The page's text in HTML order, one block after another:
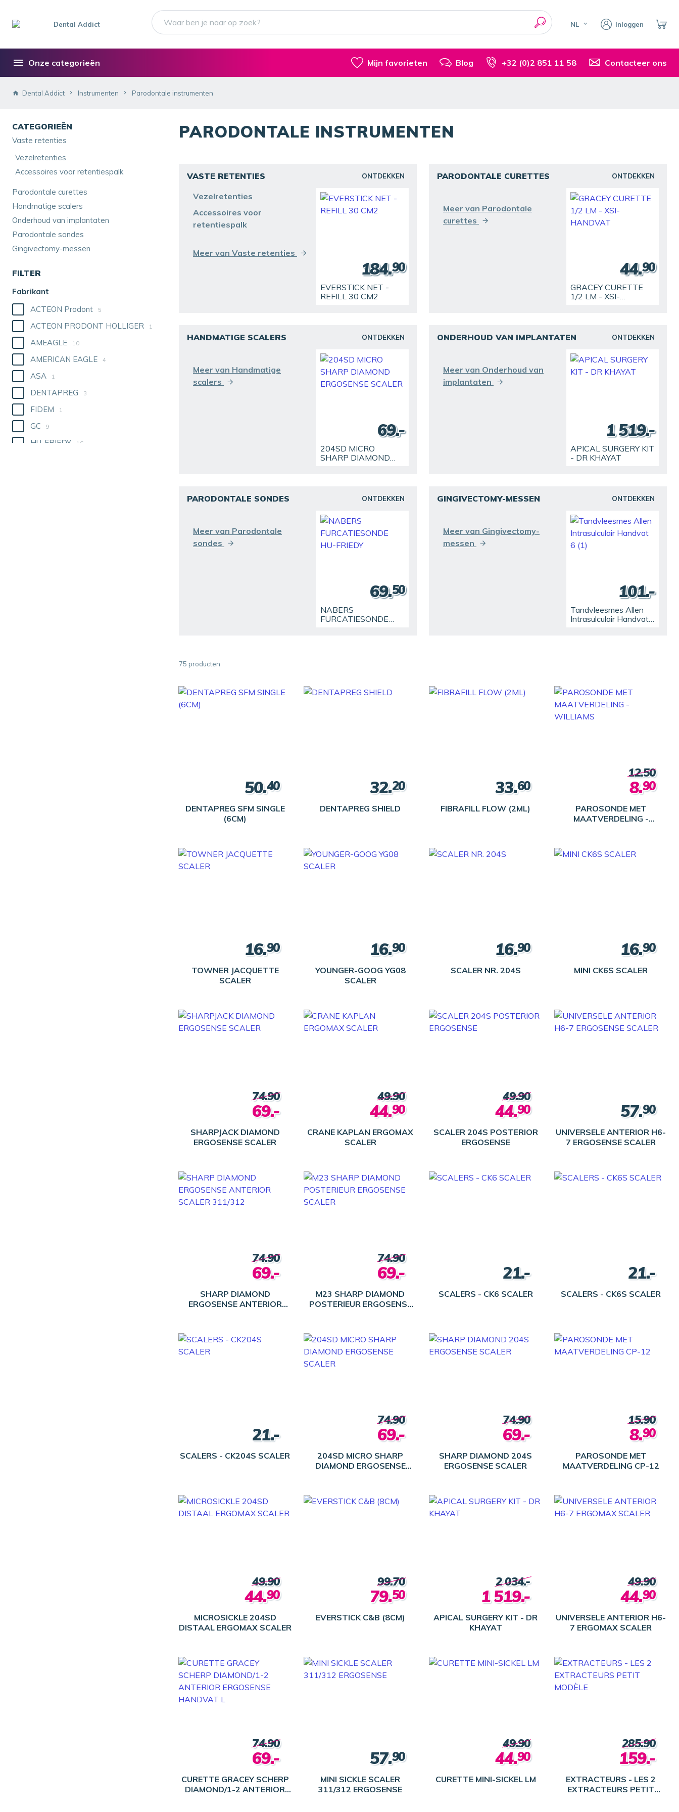
NL Inloggen
Onze categorieën Mijn favorieten Blog Contacteer ons
+32 (0)2 851 11 58
Dental Addict Instrumenten Parodontale instrumenten
CATEGORIEËN
Vaste retenties
Vezelretenties
Accessoires voor retentiespalk
Parodontale curettes
Handmatige scalers
Onderhoud van implantaten
Parodontale sondes
Gingivectomy-messen
FILTER
Fabrikant
ACTEON Prodont
5
ACTEON PRODONT HOLLIGER 1
AMEAGLE 10
AMERICAN EAGLE 4
ASA 1
DENTAPREG 3
FIDEM 1
GC 9
HU-FRIEDY 16
PARODONTALE INSTRUMENTEN
VASTE RETENTIES ONTDEKKEN
Vezelretenties
Accessoires voor
retentiespalk
Meer van Vaste retenties
EVERSTICK NET -
REFILL 30 CM2
184.90
PARODONTALE CURETTES ONTDEKKEN
Meer van Parodontale
curettes
GRACEY CURETTE
1/2 LM - XSI-
44.90
HANDMATIGE SCALERS ONTDEKKEN
Meer van Handmatige
scalers
204SD MICRO
SHARP DIAMOND
69.-
ONDERHOUD VAN IMPLANTATEN ONTDEKKEN
Meer van Onderhoud van
implantaten
APICAL SURGERY KIT
- DR KHAYAT
1 519.-
PARODONTALE SONDES ONTDEKKEN
Meer van Parodontale
sondes
NABERS
FURCATIESONDE
69.50
GINGIVECTOMY-MESSEN ONTDEKKEN
Meer van Gingivectomy-
messen
Tandvleesmes Allen
Intrasulculair Handvat
101.-
75 producten
DENTAPREG SFM SINGLE
(6CM)
50.40
DENTAPREG SHIELD
32.20
FIBRAFILL FLOW (2ML)
33.60
PAROSONDE MET
MAATVERDELING -
12.50
8.90
TOWNER JACQUETTE
SCALER
16.90
YOUNGER-GOOG YG08
SCALER
16.90
SCALER NR. 204S
16.90
MINI CK6S SCALER
16.90
SHARPJACK DIAMOND
ERGOSENSE SCALER
74.90
69.-
CRANE KAPLAN ERGOMAX
SCALER
49.90
44.90
SCALER 204S POSTERIOR
ERGOSENSE
49.90
44.90
UNIVERSELE ANTERIOR H6-
7 ERGOSENSE SCALER
57.90
SHARP DIAMOND
ERGOSENSE ANTERIOR
74.90
69.-
M23 SHARP DIAMOND
POSTERIEUR ERGOSENSE
74.90
69.-
SCALERS - CK6 SCALER
21.-
SCALERS - CK6S SCALER
21.-
SCALERS - CK204S SCALER
21.-
204SD MICRO SHARP
DIAMOND ERGOSENSE
74.90
69.-
SHARP DIAMOND 204S
ERGOSENSE SCALER
74.90
69.-
PAROSONDE MET
MAATVERDELING CP-12
15.90
8.90
MICROSICKLE 204SD
DISTAAL ERGOMAX SCALER
49.90
44.90
EVERSTICK C&B (8CM)
99.70
79.50
APICAL SURGERY KIT - DR
KHAYAT
2 034.-
1 519.-
UNIVERSELE ANTERIOR H6-
7 ERGOMAX SCALER
49.90
44.90
CURETTE GRACEY SCHERP
DIAMOND/1-2 ANTERIOR
74.90
69.-
MINI SICKLE SCALER
311/312 ERGOSENSE
57.90
CURETTE MINI-SICKEL LM
49.90
44.90
EXTRACTEURS - LES 2
EXTRACTEURS PETIT
285.90
159.-